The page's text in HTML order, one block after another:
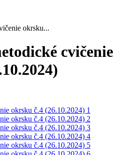
okrsku...
cvičenie